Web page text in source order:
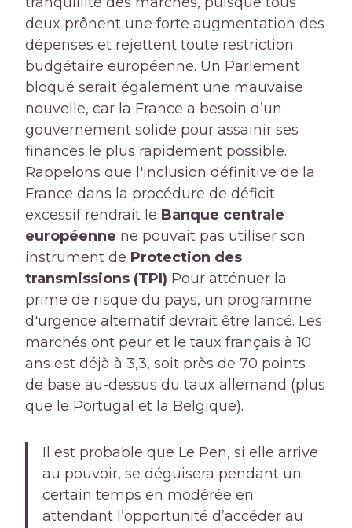
deux prônent une forte augmentation des
dépenses et rejettent toute restriction
budgétaire européenne. Un Parlement
bloqué serait également une mauvaise
nouvelle, car la France a besoin d’un
gouvernement solide pour assainir ses
finances le plus rapidement possible.
Rappelons que l'inclusion définitive de la
France dans la procédure de déficit
excessif rendrait le Banque centrale
européenne ne pouvait pas utiliser son
instrument de Protection des
transmissions (TPI) Pour atténuer la
prime de risque du pays, un programme
d'urgence alternatif devrait être lancé. Les
marchés ont peur et le taux français à 10
ans est déjà à 3,3, soit près de 70 points
de base au-dessus du taux allemand (plus
que le Portugal et la Belgique).
Il est probable que Le Pen, si elle arrive
au pouvoir, se déguisera pendant un
certain temps en modérée en
attendant l’opportunité d’accéder au